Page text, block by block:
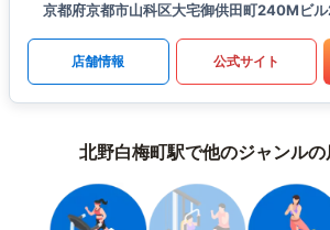
京都府京都市山科区大宅御供田町240Mビ
店舗情報 公式サイト
北野白梅町駅で他のジャンル